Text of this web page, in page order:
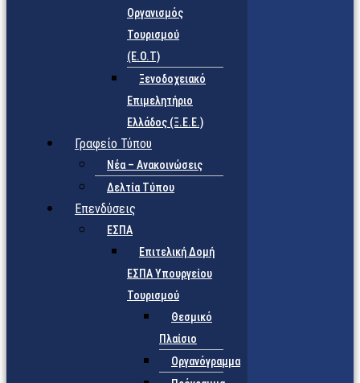
Οργανισμός
Τουρισμού
(Ε.Ο.Τ)
Ξενοδοχειακό
Επιμελητήριο
Ελλάδος (Ξ.Ε.Ε.)
Γραφείο Τύπου
Νέα – Ανακοινώσεις
Δελτία Τύπου
Επενδύσεις
ΕΣΠΑ
Επιτελική Δομή
ΕΣΠΑ Υπουργείου
Τουρισμού
Θεσμικό
Πλαίσιο
Οργανόγραμμα